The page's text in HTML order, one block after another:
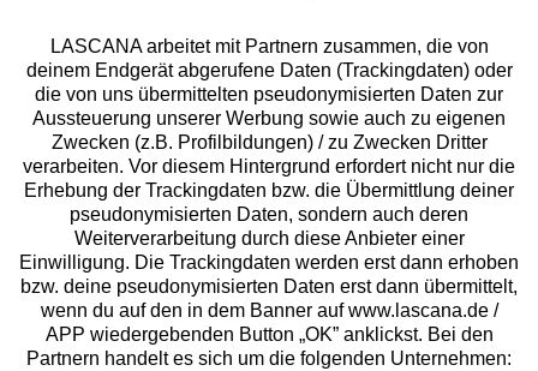
Services
Beratung
Über uns
Rechtliches
LASCANA arbeitet mit Partnern zusammen, die von
deinem Endgerät abgerufene Daten (Trackingdaten) oder
die von uns übermittelten pseudonymisierten Daten zur
Aussteuerung unserer Werbung sowie auch zu eigenen
Zwecken (z.B. Profilbildungen) / zu Zwecken Dritter
verarbeiten. Vor diesem Hintergrund erfordert nicht nur die
Erhebung der Trackingdaten bzw. die Übermittlung deiner
pseudonymisierten Daten, sondern auch deren
Weiterverarbeitung durch diese Anbieter einer
Einwilligung. Die Trackingdaten werden erst dann erhoben
bzw. deine pseudonymisierten Daten erst dann übermittelt,
wenn du auf den in dem Banner auf www.lascana.de /
APP wiedergebenden Button „OK” anklickst. Bei den
Partnern handelt es sich um die folgenden Unternehmen: